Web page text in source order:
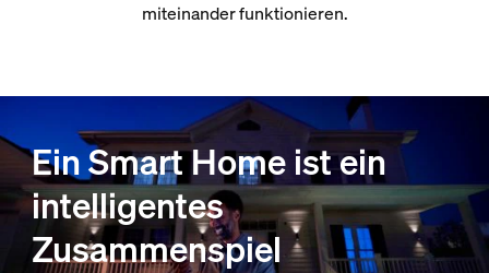
miteinander funktionieren.
Ein Smart Home ist ein
intelligentes
Zusammenspiel